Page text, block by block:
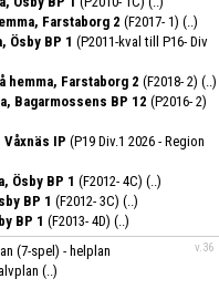
Farstaborg 2 (F2017- 1) (..)
Ösby BP 1 (P2011-kval till P16- Div
hemma, Farstaborg 2 (F2018- 2) (..)
Bagarmossens BP 12 (P2016- 2)
IP (P19 Div.1 2026 - Region
Ösby BP 1 (F2012- 4C) (..)
BP 1 (F2012- 3C) (..)
BP 1 (F2013- 4D) (..)
v.36
(7-spel) - helplan
(..)